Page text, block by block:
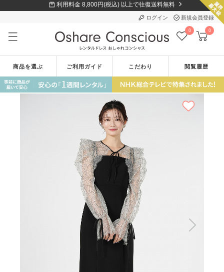
利用料金 8,800円(税込) 以上で往復送料無料
ログイン 新規会員登録
0 0
商品を選ぶ ご利用ガイド こだわり 閲覧履歴